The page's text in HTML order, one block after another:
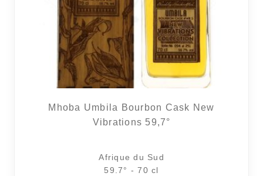
Mhoba Umbila Bourbon Cask New
Vibrations 59,7°
Afrique du Sud
59.7° - 70 cl